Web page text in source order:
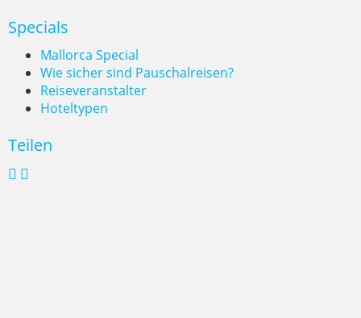
Specials
Mallorca Special
Wie sicher sind Pauschalreisen?
Reiseveranstalter
Hoteltypen
Teilen